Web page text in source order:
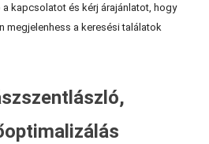
kapcsolatot és kérj árajánlatot, hogy
megjelenhess a keresési találatok